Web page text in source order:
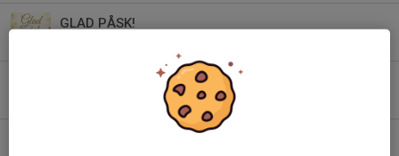
GLAD PÅSK!
Save the date! Sommarläger i Lillsved
0
Kallelse till årsmöte 21 mars!